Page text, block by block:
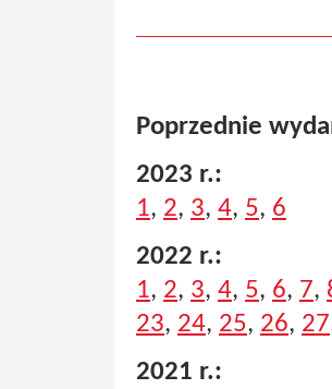
Poprzednie
2023 r.:
1, 2, 3, 4, 5, 6
2022 r.:
1, 2, 3, 4, 5, 6, 7,
23, 24, 25, 26, 27
2021 r.: